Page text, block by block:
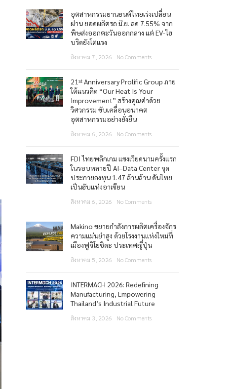
อุตสาหกรรมยานยนต์ไทยเร่งเปลี่ยน
ผ่าน ยอดผลิตรถ มิ.ย. ลด 7.55% จาก
พิษส่งออกตะวันออกกลาง แต่ EV-ไฮ
บริดยังโตแรง
สิงหาคม 7, 2026 No Comments
21ˢᵗ Anniversary Prolific Group ภาย
ใต้แนวคิด “Our Heat Is Your
Improvement” สร้างคุณค่าด้วย
วิศวกรรม ขับเคลื่อนอนาคต
อุตสาหกรรมอย่างยั่งยืน
สิงหาคม 6, 2026 No Comments
FDI ไทยพลิกเกม แซงเวียดนามครั้งแรก
ในรอบหลายปี AI–Data Center จุด
ประกายลงทุน 1.47 ล้านล้าน ดันไทย
เป็นฮับแห่งอาเซียน
สิงหาคม 6, 2026 No Comments
Makino ขยายกำลังการผลิตเครื่องจักร
ความแม่นยำสูง ด้วยโรงงานแห่งใหม่ที่
เมืองฟูจิโยชิดะ ประเทศญี่ปุ่น
สิงหาคม 5, 2026 No Comments
INTERMACH 2026: Redefining
Manufacturing, Empowering
Thailand’s Industrial Future
สิงหาคม 3, 2026 No Comments